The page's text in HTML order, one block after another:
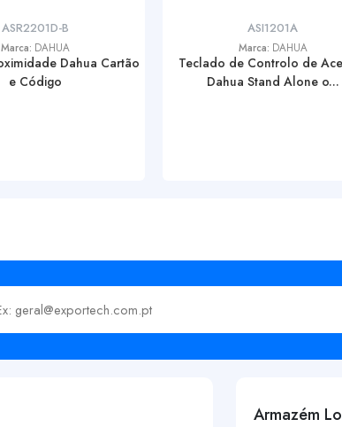
ASR2201D-B
Marca: DAHUA
Dahua Cartão
e Código
ASI1201A
Marca: DAHUA
Teclado de Controlo de
Dahua Stand Alone o...
o seu email
Armazém